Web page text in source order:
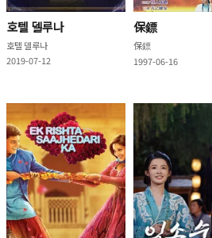
호텔 델루나
호텔 델루나
2019-07-12
保鏢
保鏢
1997-06-16